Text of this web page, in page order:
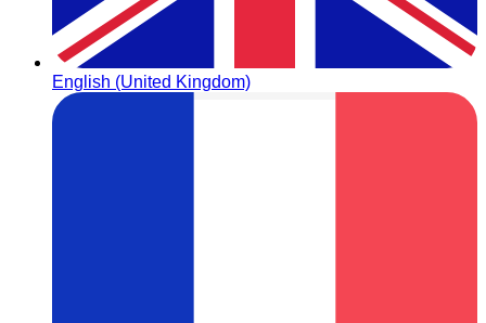
English (United Kingdom)